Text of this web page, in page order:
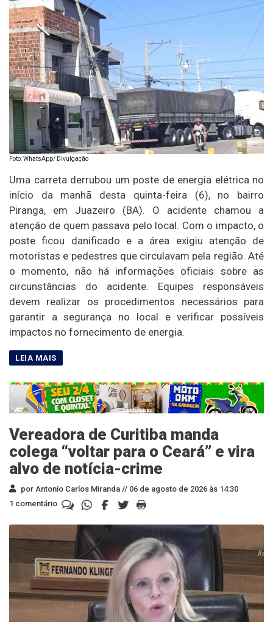
Foto: WhatsApp/ Divulgação
Uma carreta derrubou um poste de energia elétrica no
início da manhã desta quinta-feira (6), no bairro
Piranga, em Juazeiro (BA). O acidente chamou a
atenção de quem passava pelo local. Com o impacto, o
poste ficou danificado e a área exigiu atenção de
motoristas e pedestres que circulavam pela região. Até
o momento, não há informações oficiais sobre as
circunstâncias do acidente. Equipes responsáveis
devem realizar os procedimentos necessários para
garantir a segurança no local e verificar possíveis
impactos no fornecimento de energia.
Vereadora de Curitiba manda
colega “voltar para o Ceará” e vira
alvo de notícia-crime
por Antonio Carlos Miranda // 06 de agosto de 2026 às 14:30
1 comentário